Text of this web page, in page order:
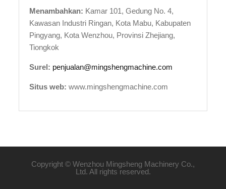
Menambahkan: Kamar 101, Gedung No. 4,
Kawasan Industri Ringan, Kota Mabu, Kabupaten
Pingyang, Kota Wenzhou, Provinsi Zhejiang,
Tiongkok
Surel: penjualan@mingshengmachine.com
Situs web: www.mingshengmachine.com
Copyright © Wenzhou Mingsheng Machinery Co.,
Ltd. All rights reserved.